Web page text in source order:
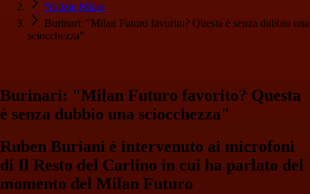
Notizie Milan
Burinari: "Milan Futuro favorito? Questa è senza dubbio una
sciocchezza"
Burinari: "Milan Futuro favorito? Questa
è senza dubbio una sciocchezza"
Ruben Buriani è intervenuto ai microfoni
di Il Resto del Carlino in cui ha parlato del
momento del Milan Futuro